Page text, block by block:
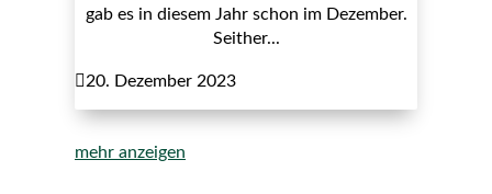
gab es in diesem Jahr schon im Dezember.
Seither...
20. Dezember 2023
mehr anzeigen